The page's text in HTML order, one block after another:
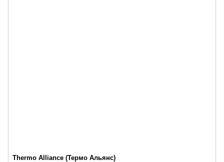
Thermo Alliance (Термо Альянс)